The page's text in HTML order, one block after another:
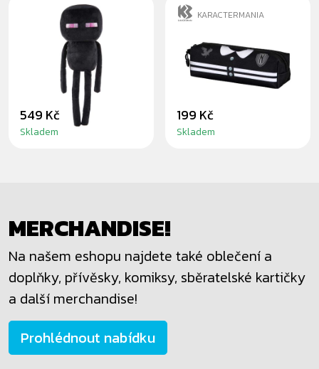
MINECRAFT
ENDERMAN -
PLYŠÁK 30CM
549 Kč
Skladem
KARACTERMANIA
PENÁL
199 Kč
Skladem
MERCHANDISE!
Na našem eshopu najdete také oblečení a
doplňky, přívěsky, komiksy, sběratelské kartičky
a další merchandise!
Prohlédnout nabídku